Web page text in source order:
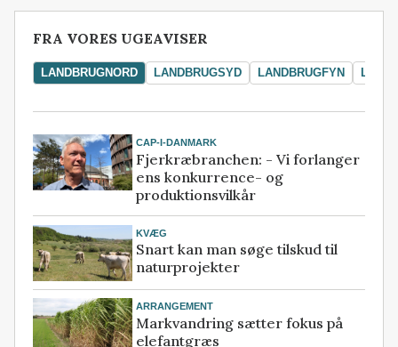
FRA VORES UGEAVISER
LANDBRUGNORD LANDBRUGSYD LANDBRUGFYN
CAP-I-DANMARK
Fjerkræbranchen: - Vi forlanger
ens konkurrence- og
produktionsvilkår
KVÆG
Snart kan man søge tilskud til
naturprojekter
ARRANGEMENT
Markvandring sætter fokus på
elefantgræs